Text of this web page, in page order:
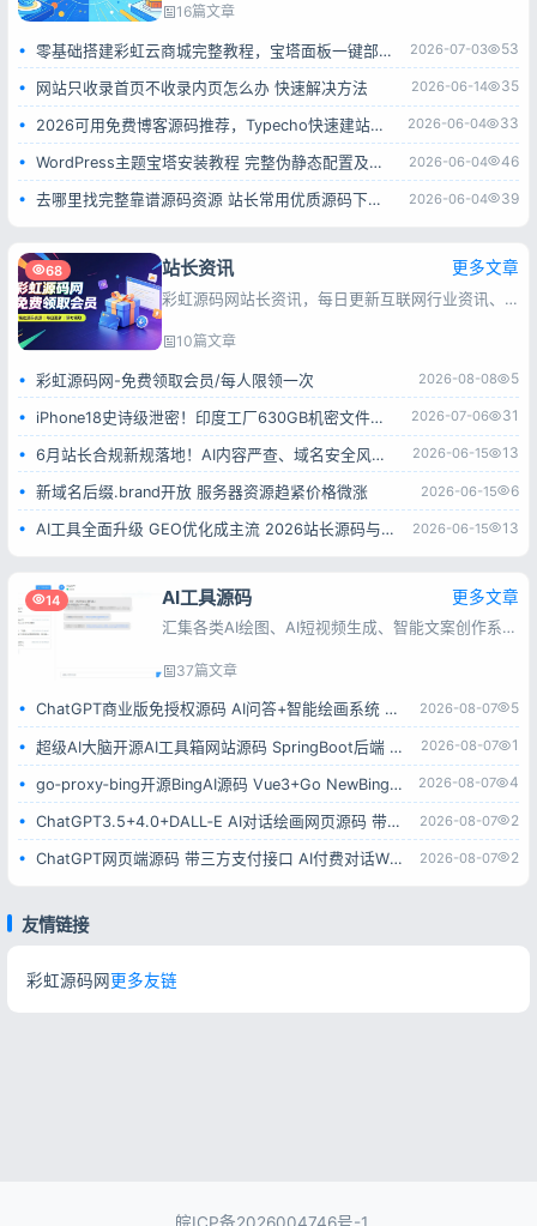
16篇文章
零基础搭建彩虹云商城完整教程，宝塔面板一键部署小白也能学会 2026-07-03 53
网站只收录首页不收录内页怎么办 快速解决方法 2026-06-14 35
2026可用免费博客源码推荐，Typecho快速建站全过程 2026-06-04 33
WordPress主题宝塔安装教程 完整伪静态配置及报错解决方法 2026-06-04 46
去哪里找完整靠谱源码资源 站长常用优质源码下载平台 2026-06-04 39
68 站长资讯 更多文章
彩虹源码网站长资讯，每日更新互联网行业资讯、搜索引擎动态、建站运维及推广技巧，为站长与互联网从业者提供实用参考。
10篇文章
彩虹源码网-免费领取会员/每人限领一次 2026-08-08 5
iPhone18史诗级泄密！印度工厂630GB机密文件全流出 2026-07-06 31
6月站长合规新规落地！AI内容严查、域名安全风险全面升级 2026-06-15 13
新域名后缀.brand开放 服务器资源趋紧价格微涨 2026-06-15 6
AI工具全面升级 GEO优化成主流 2026站长源码与工具赛道解析 2026-06-15 13
14 AI工具源码 更多文章
汇集各类AI绘图、AI短视频生成、智能文案创作系统源码，涵盖多接口对接、会员付费、流量变现类程序，源码完整可用，上手简单，方便搭建AI智能创作平台。
37篇文章
ChatGPT商业版免授权源码 AI问答+智能绘画系统 集成用户付费充值整套运营源码 2026-08-07 5
超级AI大脑开源AI工具箱网站源码 SpringBoot后端 支持AI聊天AI绘画多模型对接 2026-08-07 1
go‑proxy‑bing开源BingAI源码 Vue3+Go NewBing网页系统无需登录直接对话 2026-08-07 4
ChatGPT3.5+4.0+DALL‑E AI对话绘画网页源码 带卡密充值后台附安装教程 2026-08-07 2
ChatGPT网页端源码 带三方支付接口 AI付费对话WEB系统带后台可二开 2026-08-07 2
友情链接
彩虹源码网更多友链